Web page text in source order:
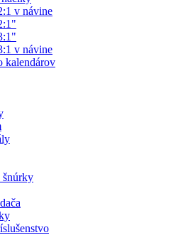
v návine
v návine
kalendárov
šnúrky